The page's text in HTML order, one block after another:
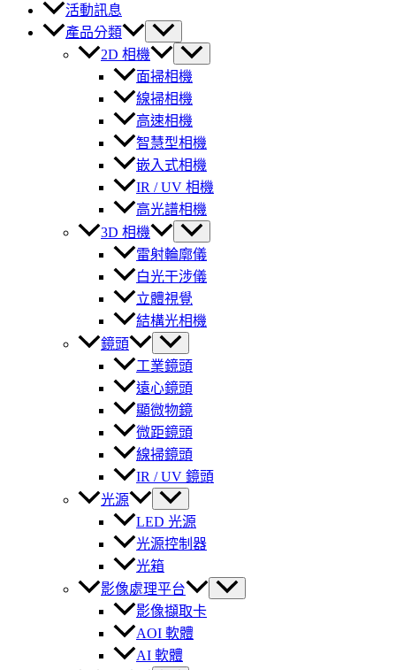
活動訊息
產品分類
2D 相機
面掃相機
線掃相機
高速相機
智慧型相機
嵌入式相機
IR / UV 相機
高光譜相機
3D 相機
雷射輪廓儀
白光干涉儀
立體視覺
結構光相機
鏡頭
工業鏡頭
遠心鏡頭
顯微物鏡
微距鏡頭
線掃鏡頭
IR / UV 鏡頭
光源
LED 光源
光源控制器
光箱
影像處理平台
影像擷取卡
AOI 軟體
AI 軟體